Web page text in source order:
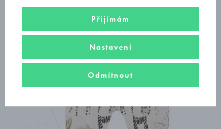
Přijímám
Nastavení
Odmítnout